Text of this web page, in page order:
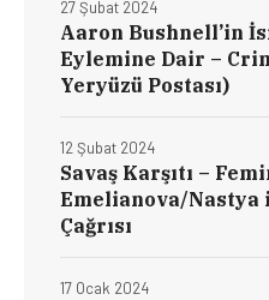
Aaron Bushnell’in
Eylemine Dair –
Yeryüzü Postası)
27 Şubat 2024
Savaş Karşıtı –
Emelianova/Nastya
Çağrısı
12 Şubat 2024
17 Ocak 2024